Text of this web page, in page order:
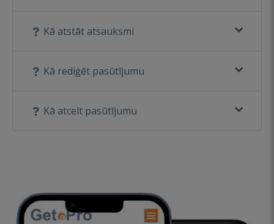
Kā atstāt atsauksmi
Kā rediģēt pasūtījumu
Kā atcelt pasūtījumu